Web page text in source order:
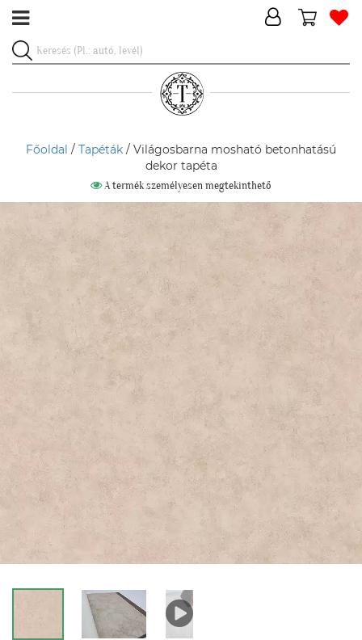
Főoldal / Tapéták / Világosbarna mosható betonhatású
dekor tapéta
A termék személyesen megtekinthető